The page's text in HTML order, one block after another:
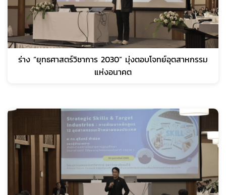
ร่าง “ยุทธศาสตร์วิชาการ 2030” มุ่งตอบโจทย์อุตสาหกรรม
แห่งอนาคต